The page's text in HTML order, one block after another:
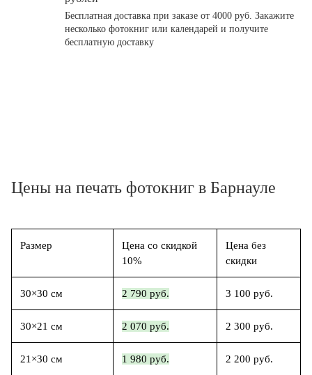
Бесплатная доставка при заказе от 4000 руб. Закажите
несколько фотокниг или календарей и получите
бесплатную доставку
Цены на печать фотокниг в Барнауле
Размер
Цена со скидкой
10%
Цена без
скидки
30×30 см 2 790 руб. 3 100 руб.
30×21 см 2 070 руб. 2 300 руб.
21×30 см 1 980 руб. 2 200 руб.